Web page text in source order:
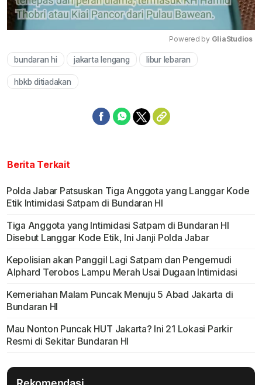
Powered by GliaStudios
bundaran hi jakarta lengang libur lebaran
hbkb ditiadakan
Berita Terkait
Polda Jabar Patsuskan Tiga Anggota yang Langgar Kode
Etik Intimidasi Satpam di Bundaran HI
Tiga Anggota yang Intimidasi Satpam di Bundaran HI
Disebut Langgar Kode Etik, Ini Janji Polda Jabar
Kepolisian akan Panggil Lagi Satpam dan Pengemudi
Alphard Terobos Lampu Merah Usai Dugaan Intimidasi
Kemeriahan Malam Puncak Menuju 5 Abad Jakarta di
Bundaran HI
Mau Nonton Puncak HUT Jakarta? Ini 21 Lokasi Parkir
Resmi di Sekitar Bundaran HI